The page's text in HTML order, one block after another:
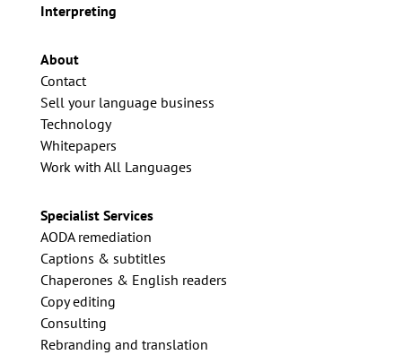
Interpreting
About
Contact
Sell your language business
Technology
Whitepapers
Work with All Languages
Specialist Services
AODA remediation
Captions & subtitles
Chaperones & English readers
Copy editing
Consulting
Rebranding and translation